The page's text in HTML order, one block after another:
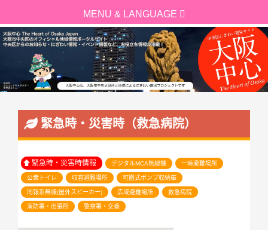
緊急時・災害時（救急病院）
緊急時・災害時情報 デジタルMCA無線機 一時避難場所
公衆トイレ 収容避難場所 可搬式ポンプ収納庫
同報系無線(屋外スピーカー) 広域避難場所 救急病院
消防署・出張所 警察署・交番